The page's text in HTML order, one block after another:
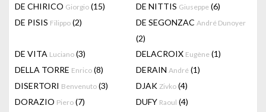
DE CHIRICO Giorgio (15) DE NITTIS Giuseppe (6)
DE PISIS Filippo (2) DE SEGONZAC André Dunoyer
(2)
DE VITA Luciano (3) DELACROIX Eugène (1)
DELLA TORRE Enrico (8) DERAIN André (1)
DISERTORI Benvenuto (3) DJAK Zivko (4)
DORAZIO Piero (7) DUFY Raoul (4)